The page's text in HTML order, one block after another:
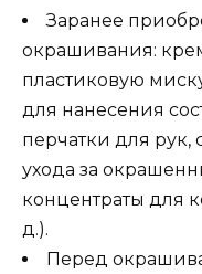
Заранее
окрашивания:
пластиковую
для нанесения
перчатки для рук,
ухода за
концентраты для
д.).
Перед